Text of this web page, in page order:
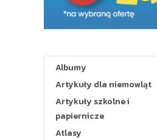
Albumy
Artykuły dla niemowląt
Artykuły szkolne i
papiernicze
Atlasy